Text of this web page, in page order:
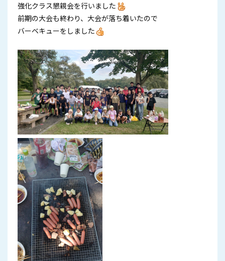
強化クラス懇親会を行いました
前期の大会も終わり、大会が落ち着いたので
バーベキューをしました